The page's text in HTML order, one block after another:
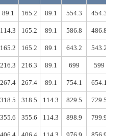
89.1 165.2 89.1 554.3 454.3
114.3 165.2 89.1 586.8 486.8
165.2 165.2 89.1 643.2 543.2
216.3 216.3 89.1 699 599
267.4 267.4 89.1 754.1 654.1
318.5 318.5 114.3 829.5 729.5
355.6 355.6 114.3 898.9 799.9